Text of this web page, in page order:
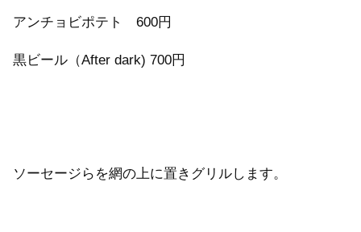
アンチョビポテト 600円
黒ビール（After dark) 700円
ソーセージらを網の上に置きグリルします。